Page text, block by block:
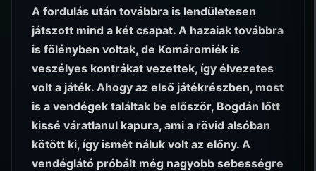
A fordulás után továbbra is lendületesen
játszott mind a két csapat. A hazaiak továbbra
is fölényben voltak, de Komáromiék is
veszélyes kontrákat vezettek, így élvezetes
volt a játék. Ahogy az első játékrészben, most
is a vendégek találtak be először, Bogdán lőtt
kissé váratlanul kapura, ami a rövid alsóban
kötött ki, így ismét náluk volt az előny. A
vendéglátó próbált még nagyobb sebességre